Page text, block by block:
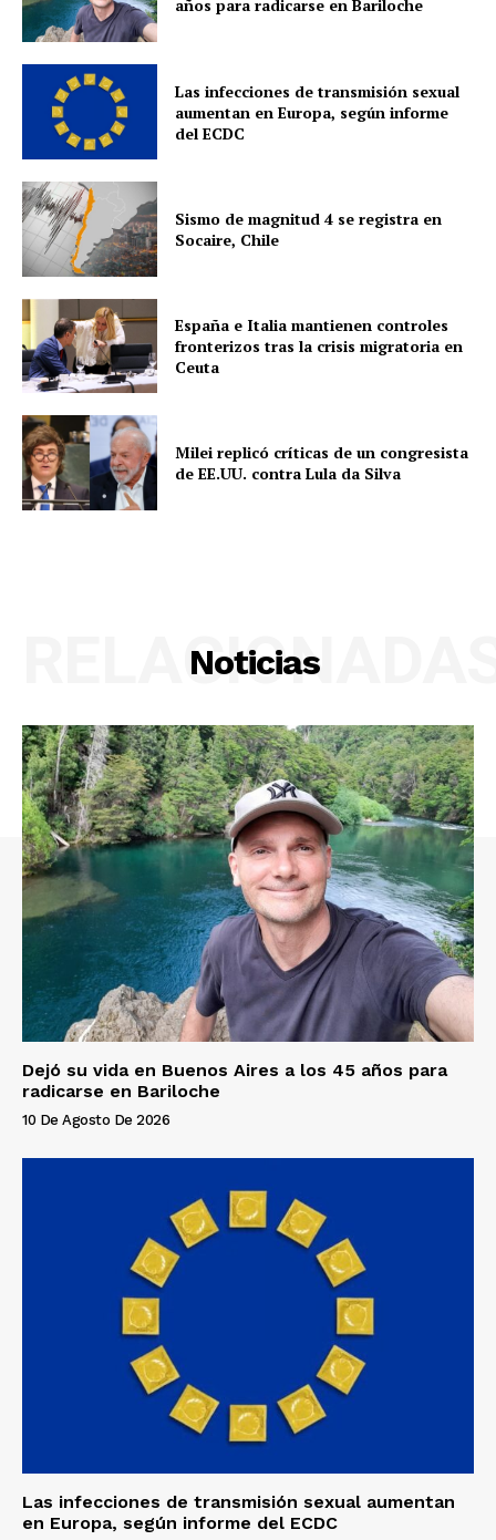
años para radicarse en Bariloche
Las infecciones de transmisión sexual
aumentan en Europa, según informe
del ECDC
Sismo de magnitud 4 se registra en
Socaire, Chile
España e Italia mantienen controles
fronterizos tras la crisis migratoria en
Ceuta
Milei replicó críticas de un congresista
de EE.UU. contra Lula da Silva
Noticias
Dejó su vida en Buenos Aires a los 45 años para
radicarse en Bariloche
10 De Agosto De 2026
Las infecciones de transmisión sexual aumentan
en Europa, según informe del ECDC